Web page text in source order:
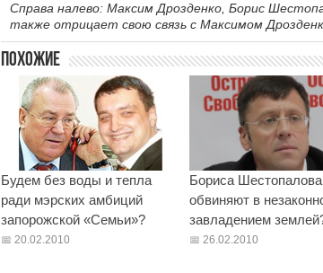
Справа налево: Максим Дрозденко, Борис
также отрицает свою связь с Максимом
Похожие
Будем без воды и тепла
ради мэрских амбиций
запорожской «Семьи»?
20.02.2010
Бориса Шестопалова
обвиняют в
завладением
26.02.2010